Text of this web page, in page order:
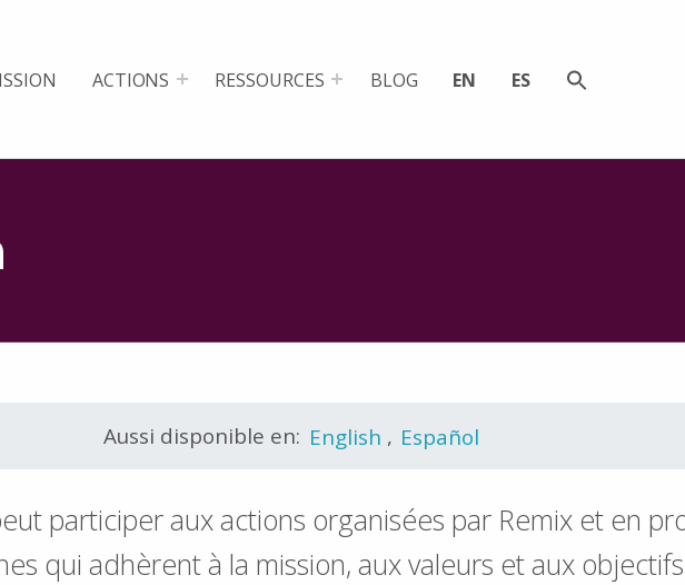
ACTIONS RESSOURCES BLOG EN ES
Aussi disponible en: English , Español
participer aux actions organisées par Remix et en
qui adhèrent à la mission, aux valeurs et aux